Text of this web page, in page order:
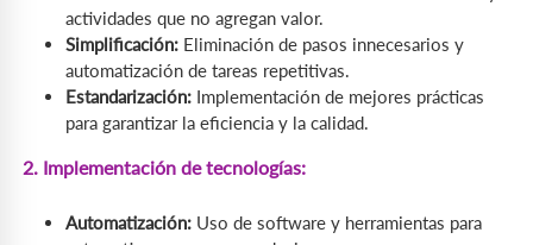
actividades que no agregan valor.
Simplificación: Eliminación de pasos innecesarios y
automatización de tareas repetitivas.
Estandarización: Implementación de mejores prácticas
para garantizar la eficiencia y la calidad.
2. Implementación de tecnologías:
Automatización: Uso de software y herramientas para